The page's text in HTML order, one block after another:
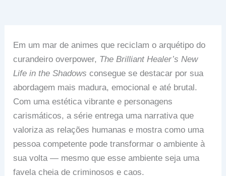
Em um mar de animes que reciclam o arquétipo do
curandeiro overpower, The Brilliant Healer’s New
Life in the Shadows consegue se destacar por sua
abordagem mais madura, emocional e até brutal.
Com uma estética vibrante e personagens
carismáticos, a série entrega uma narrativa que
valoriza as relações humanas e mostra como uma
pessoa competente pode transformar o ambiente à
sua volta — mesmo que esse ambiente seja uma
favela cheia de criminosos e caos.